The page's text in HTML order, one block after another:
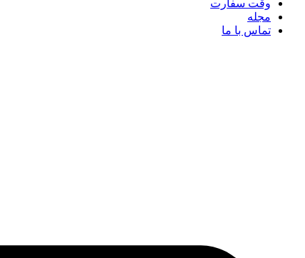
وقت سفارت
مجله
تماس با ما